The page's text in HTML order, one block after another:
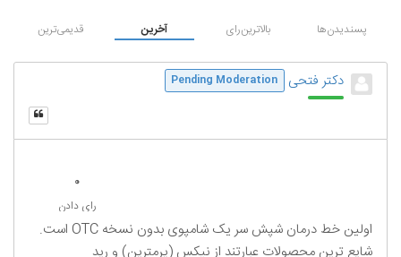
پسندیدن‌ها بالاترین‌رای آخرین قدیمی‌ترین
دکتر فتحی Pending Moderation
0
رای دادن
اولین خط درمان شپش سر یک شامپوی بدون نسخه OTC است.
شایع ترین محصولات عبارتند از نیکس (پرمترین) و رید